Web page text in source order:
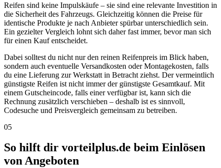
Reifen sind keine Impulskäufe – sie sind eine relevante Investition in
die Sicherheit des Fahrzeugs. Gleichzeitig können die Preise für
identische Produkte je nach Anbieter spürbar unterschiedlich sein.
Ein gezielter Vergleich lohnt sich daher fast immer, bevor man sich
für einen Kauf entscheidet.
Dabei solltest du nicht nur den reinen Reifenpreis im Blick haben,
sondern auch eventuelle Versandkosten oder Montagekosten, falls
du eine Lieferung zur Werkstatt in Betracht ziehst. Der vermeintlich
günstigste Reifen ist nicht immer der günstigste Gesamtkauf. Mit
einem Gutscheincode, falls einer verfügbar ist, kann sich die
Rechnung zusätzlich verschieben – deshalb ist es sinnvoll,
Codesuche und Preisvergleich gemeinsam zu betreiben.
05
So hilft dir vorteilplus.de beim Einlösen
von Angeboten